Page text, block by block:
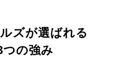
ズが選ばれる
つの強み